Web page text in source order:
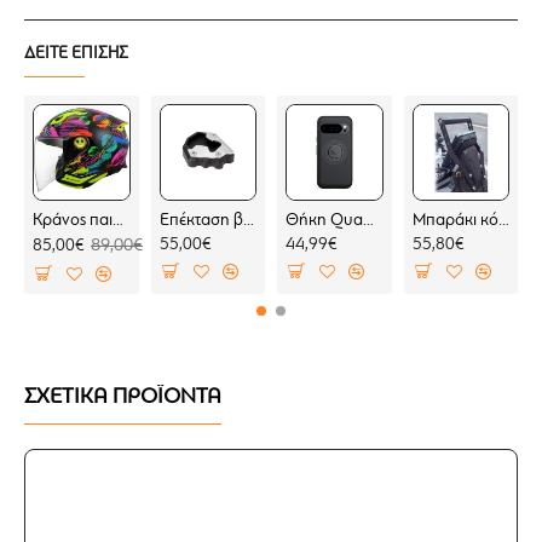
Δίνουν ύψος 25 χιλ. στο τιμόνι μας
Κατασκευασμένοι από αλουμίνιο και βαμμένοι με
ανοδιωμένη βαφή
Εύκολη εγκατάσταση
ΔΕΙΤΕ ΕΠΙΣΗΣ
Κράνος παιδικό LS2 Funny II OF622 Joy
85,00€ 89,00€
Επέκταση βάσης πλαϊνού σταντ SW-Motech Moto Guzzi Stelvio 23-
55,00€
Θήκη Quad Lock MAG Google Pixel 10 Pro (μαγνητική)
44,99€
Μπαράκι κόκπιτ KOVE 800 X PRO
55,80€
ΣΧΕΤΙΚΑ ΠΡΟΪΟΝΤΑ